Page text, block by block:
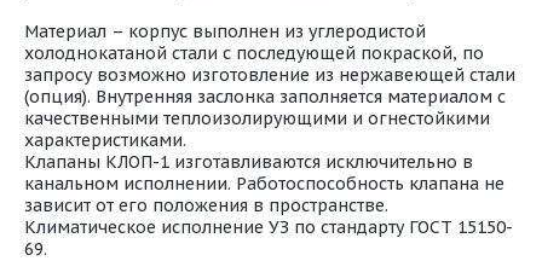
Материал – корпус выполнен из углеродистой
холоднокатаной стали с последующей покраской, по
запросу возможно изготовление из нержавеющей стали
(опция). Внутренняя заслонка заполняется материалом с
качественными теплоизолирующими и огнестойкими
характеристиками.
Клапаны КЛОП-1 изготавливаются исключительно в
канальном исполнении. Работоспособность клапана не
зависит от его положения в пространстве.
Климатическое исполнение УЗ по стандарту ГОСТ 15150-
69.